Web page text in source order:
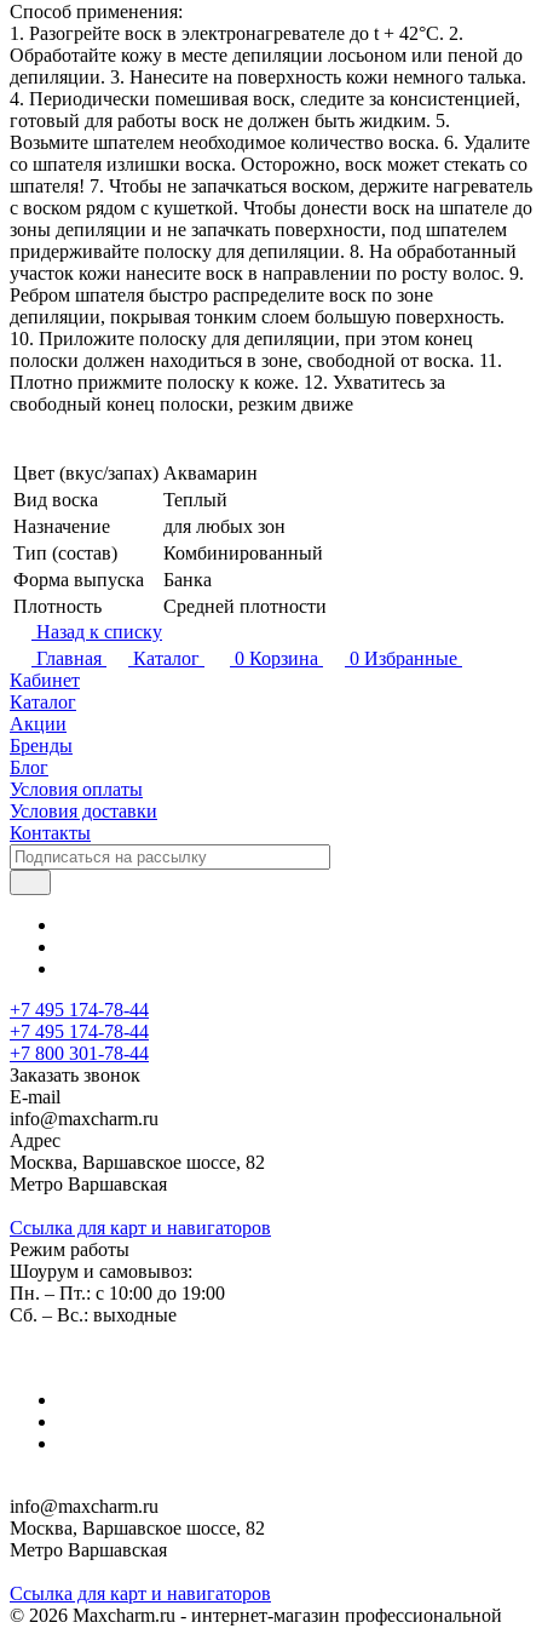
Способ применения:
1. Разогрейте воск в электронагревателе до t + 42°С. 2.
Обработайте кожу в месте депиляции лосьоном или пеной до
депиляции. 3. Нанесите на поверхность кожи немного талька.
4. Периодически помешивая воск, следите за консистенцией,
готовый для работы воск не должен быть жидким. 5.
Возьмите шпателем необходимое количество воска. 6. Удалите
со шпателя излишки воска. Осторожно, воск может стекать со
шпателя! 7. Чтобы не запачкаться воском, держите нагреватель
с воском рядом с кушеткой. Чтобы донести воск на шпателе до
зоны депиляции и не запачкать поверхности, под шпателем
придерживайте полоску для депиляции. 8. На обработанный
участок кожи нанесите воск в направлении по росту волос. 9.
Ребром шпателя быстро распределите воск по зоне
депиляции, покрывая тонким слоем большую поверхность.
10. Приложите полоску для депиляции, при этом конец
полоски должен находиться в зоне, свободной от воска. 11.
Плотно прижмите полоску к коже. 12. Ухватитесь за
свободный конец полоски, резким движе
Цвет (вкус/запах) Аквамарин
Вид воска
Теплый
Назначение
для любых зон
Тип (состав)
Комбинированный
Форма выпуска
Банка
Плотность
Средней плотности
Назад к списку
Главная
Каталог 0 Корзина 0 Избранные
Кабинет
Каталог
Акции
Бренды
Блог
Условия оплаты
Условия доставки
Контакты
+7 495 174-78-44
+7 495 174-78-44
+7 800 301-78-44
Заказать звонок
E-mail
info@maxcharm.ru
Адрес
Москва, Варшавское шоссе, 82
Метро Варшавская
Ссылка для карт и навигаторов
Режим работы
Шоурум и самовывоз:
Пн. – Пт.: с 10:00 до 19:00
Сб. – Вс.: выходные
info@maxcharm.ru
Москва, Варшавское шоссе, 82
Метро Варшавская
Ссылка для карт и навигаторов
© 2026 Maxcharm.ru - интернет-магазин профессиональной